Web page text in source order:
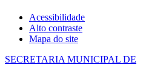
Acessibilidade
Alto contraste
Mapa do site
SECRETARIA MUNICIPAL DE